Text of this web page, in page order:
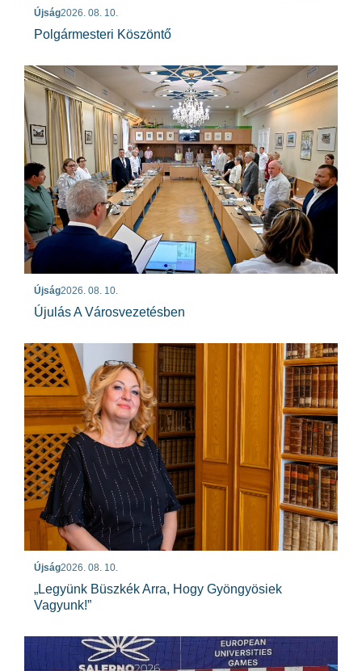
Újság2026. 08. 10.
Polgármesteri Köszöntő
Újság2026. 08. 10.
Újulás A Városvezetésben
Újság2026. 08. 10.
„Legyünk Büszkék Arra, Hogy Gyöngyösiek
Vagyunk!”